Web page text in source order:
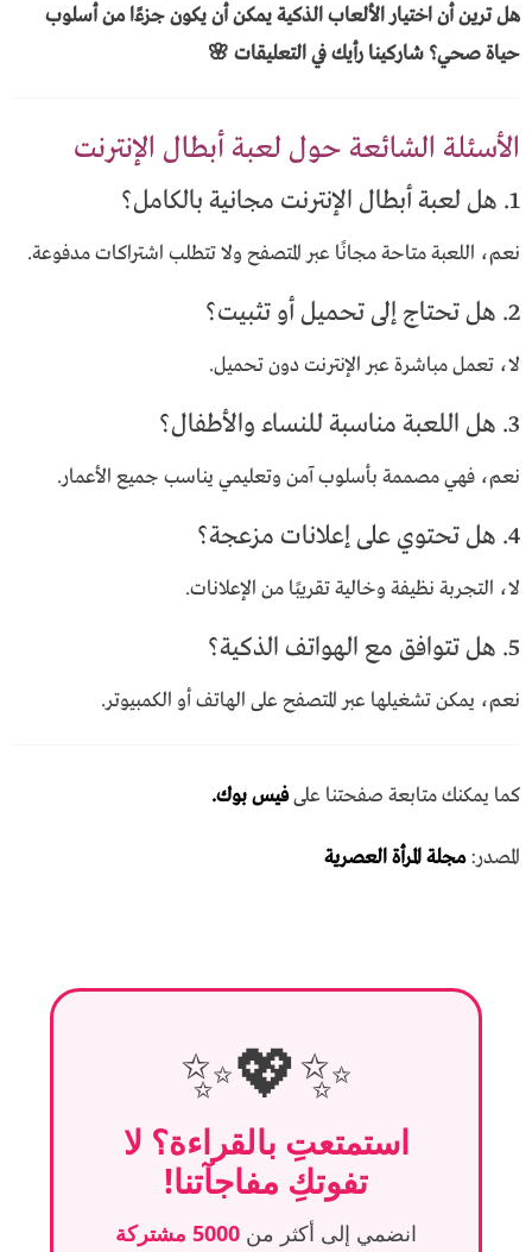
هل ترين أن اختيار الألعاب الذكية يمكن أن يكون جزءًا من أسلوب
حياة صحي؟ شاركينا رأيك في التعليقات 🌸
الأسئلة الشائعة حول لعبة أبطال الإنترنت
1. هل لعبة أبطال الإنترنت مجانية بالكامل؟
نعم، اللعبة متاحة مجانًا عبر المتصفح ولا تتطلب اشتراكات مدفوعة.
2. هل تحتاج إلى تحميل أو تثبيت؟
لا، تعمل مباشرة عبر الإنترنت دون تحميل.
3. هل اللعبة مناسبة للنساء والأطفال؟
نعم، فهي مصممة بأسلوب آمن وتعليمي يناسب جميع الأعمار.
4. هل تحتوي على إعلانات مزعجة؟
لا، التجربة نظيفة وخالية تقريبًا من الإعلانات.
5. هل تتوافق مع الهواتف الذكية؟
نعم، يمكن تشغيلها عبر المتصفح على الهاتف أو الكمبيوتر.
كما يمكنك متابعة صفحتنا علىفيس بوك.
المصدر:مجلة المرأة العصرية
✨💖✨
استمتعتِ بالقراءة؟ لا
تفوتكِ مفاجآتنا!
انضمي إلى أكثر من 5000 مشتركة